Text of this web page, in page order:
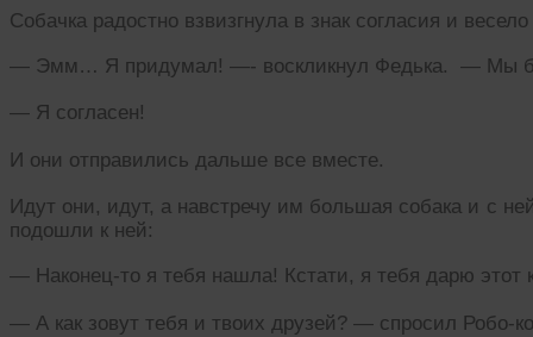
Собачка радостно взвизгнула в знак согласия и
— Эмм… Я придумал! —- воскликнул Федька. — Мы
— Я согласен!
И они отправились дальше все вместе.
Идут они, идут, а навстречу им большая собака и с
подошли к ней:
— Наконец-то я тебя нашла! Кстати, я тебя дарю этот
— А как зовут тебя и твоих друзей? — спросил Робо-